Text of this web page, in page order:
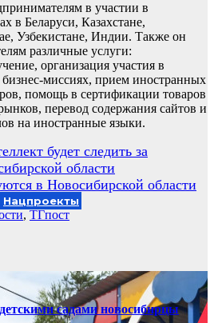
в участии в
в Беларуси, Казахстане,
Узбекистане, Индии. Также он
различные услуги:
организация участия в
миссиях, прием иностранных
помощь в сертификации товаров
перевод содержания сайтов и
на иностранные языки.
будет следить за
области
в Новосибирской области
Нацпроекты
, ТГпост
садами новосибирцы